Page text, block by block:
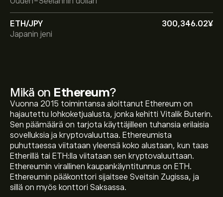
ETH/JPY
300,346.02‎¥‎
Japanin jeni
Mikä on Ethereum?
Vuonna 2015 toimintansa aloittanut Ethereum on
hajautettu lohkoketjualusta, jonka kehitti Vitalik Buterin.
Sen päämäärä on tarjota käyttäjilleen tuhansia erilaisia
sovelluksia ja kryptovaluuttaa. Ethereumista
puhuttaessa viitataan yleensä koko alustaan, kun taas
Etherillä tai ETH:lla viitataan sen kryptovaluuttaan.
Ethereumin virallinen kaupankäyntitunnus on ETH.
Ethereumin pääkonttori sijaitsee Sveitsin Zugissa, ja
sillä on myös konttori Saksassa.